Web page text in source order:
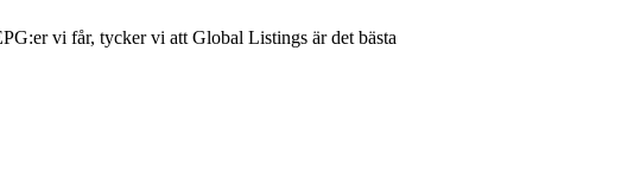
vi får, tycker vi att Global Listings är det bästa